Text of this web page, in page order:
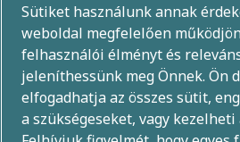
Néhány szó rólunk
Az Atlas Copco Csoport innovatív
üzleti területeken, beleértve a
Sütiket használunk annak
weboldal megfelelően
felhasználói élményt és
jeleníthessünk meg Önnek. Ön
elfogadhatja az összes sütit,
a szükségeseket, vagy